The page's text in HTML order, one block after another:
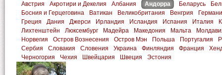
Австрия Акротири и Декелия Албания Андорра Беларусь
Босния и Герцеговина
Ватикан Великобритания Венгрия
Греция
Дания Джерси Ирландия Исландия Испания Италия
Лихтенштейн
Люксембург Мадейра Македония Мальта
Норвегия
Остров Вознесения Остров Мэн Польша Португалия
Сербия
Словакия Словения Украина Финляндия Франция
Черногория
Чехия Швейцария Швеция Эстония